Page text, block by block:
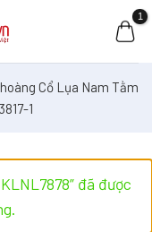
Cổ Lụa Nam Tằm
1
đã được